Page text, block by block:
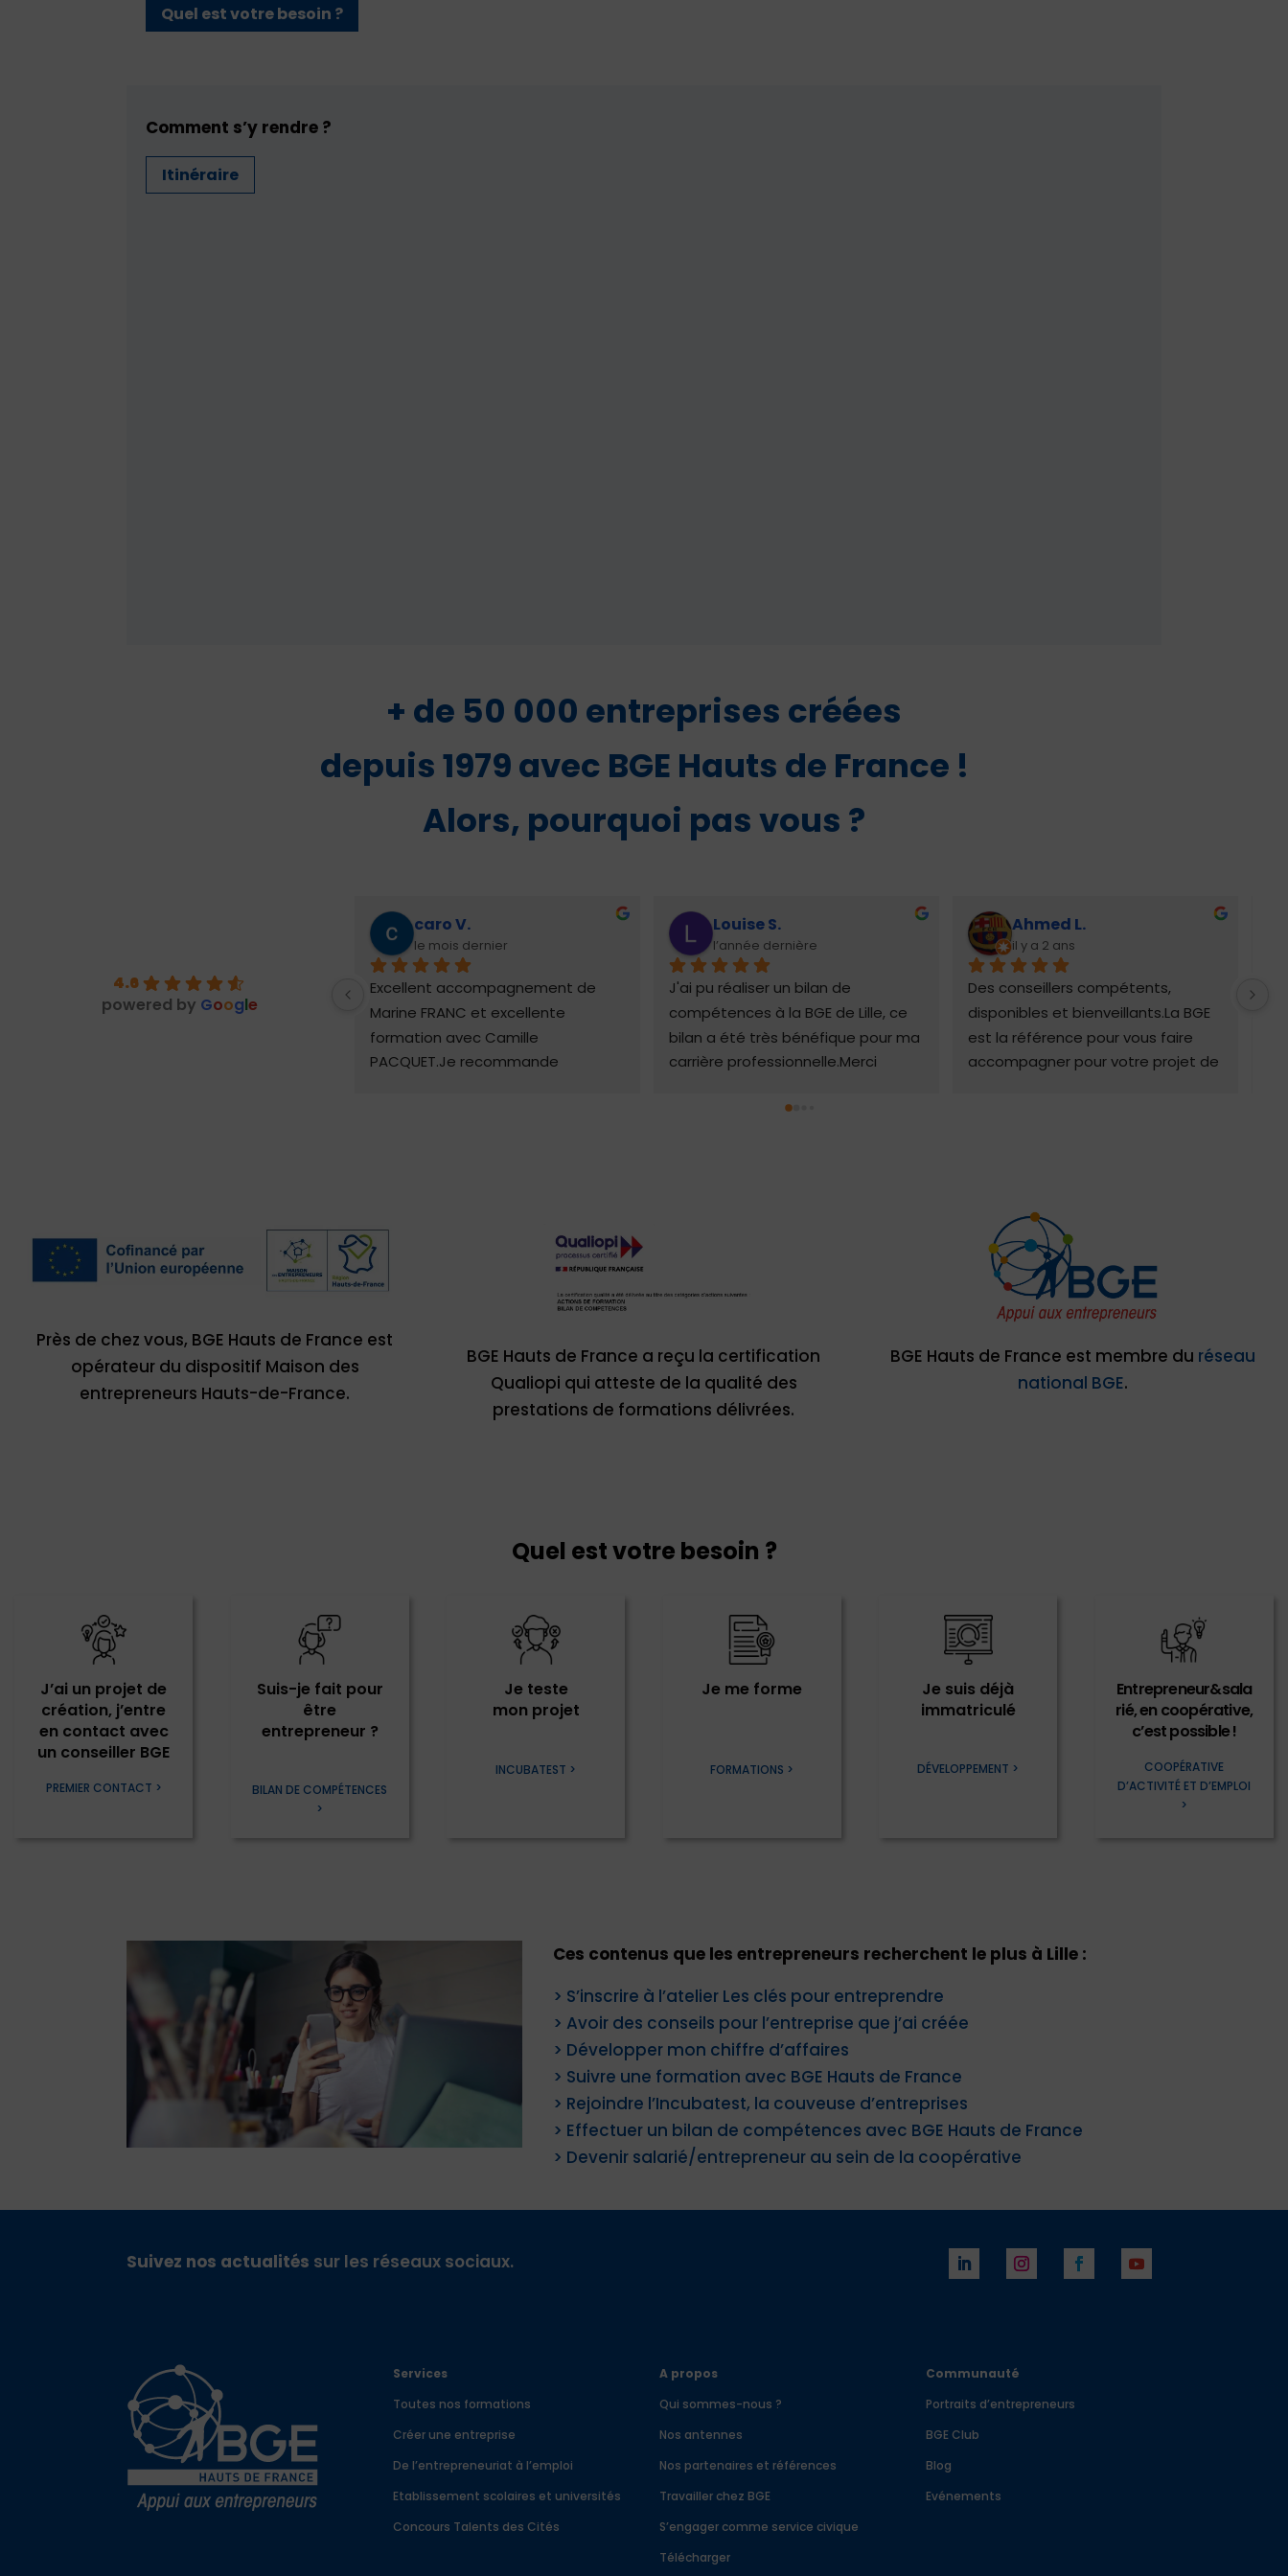
Quel est votre besoin ?
Comment s’y rendre ?
Itinéraire
+ de 50 000 entreprises créées
depuis 1979 avec BGE Hauts de France !
Alors, pourquoi pas vous ?
4.6
powered by Google
caro V.
le mois dernier
Excellent accompagnement de
Marine FRANC et excellente
formation avec Camille
PACQUET.Je recommande
Louise S.
l’année dernière
J'ai pu réaliser un bilan de
compétences à la BGE de Lille, ce
bilan a été très bénéfique pour ma
carrière professionnelle.Merci
Ahmed L.
il y a 2 ans
Des conseillers compétents,
disponibles et bienveillants.La BGE
est la référence pour vous faire
accompagner pour votre projet de
Près de chez vous, BGE Hauts de France est
opérateur du dispositif Maison des
entrepreneurs Hauts-de-France.
BGE Hauts de France a reçu la certification
Qualiopi qui atteste de la qualité des
prestations de formations délivrées.
BGE Hauts de France est membre du réseau
national BGE.
Quel est votre besoin ?
J’ai un projet de
création, j’entre
en contact avec
un conseiller BGE
PREMIER CONTACT >
Suis-je fait pour
être
entrepreneur ?
BILAN DE COMPÉTENCES
>
Je teste
mon projet
INCUBATEST >
Je me forme
FORMATIONS >
Je suis déjà
immatriculé
DÉVELOPPEMENT >
Entrepreneur&sala
rié, en coopérative,
c’est possible !
COOPÉRATIVE
D’ACTIVITÉ ET D’EMPLOI
>
Ces contenus que les entrepreneurs recherchent le plus à Lille :
> S’inscrire à l’atelier Les clés pour entreprendre
> Avoir des conseils pour l’entreprise que j’ai créée
> Développer mon chiffre d’affaires
> Suivre une formation avec BGE Hauts de France
> Rejoindre l’Incubatest, la couveuse d’entreprises
> Effectuer un bilan de compétences avec BGE Hauts de France
> Devenir salarié/entrepreneur au sein de la coopérative
Suivez nos actualités sur les réseaux sociaux.
Services
Toutes nos formations
Créer une entreprise
De l’entrepreneuriat à l’emploi
Etablissement scolaires et universités
Concours Talents des Cités
A propos
Qui sommes-nous ?
Nos antennes
Nos partenaires et références
Travailler chez BGE
S’engager comme service civique
Télécharger
Communauté
Portraits d’entrepreneurs
BGE Club
Blog
Evénements